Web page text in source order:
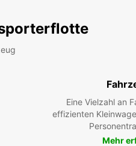
Eine Vielzahl an
effizienten
Mehr